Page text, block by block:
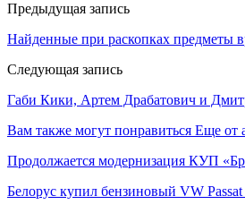
Предыдущая запись
Найденные при раскопках предметы
Следующая запись
Габи Кики, Артем Драбатович и
Вам также могут понравиться Еще от
Продолжается модернизация КУП
Белорус купил бензиновый VW